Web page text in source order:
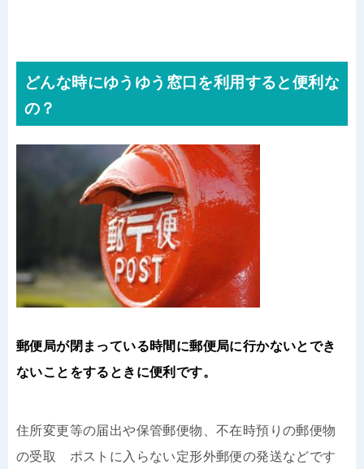
どんな時にゆうゆう窓口を利用すると便利な
の？
郵便局が閉まっている時間に郵便局に行かないとでき
ないことをするときに便利です。
住所変更等の届出や保管郵便物、不在時預りの郵便物
の受取 ポストに入らない定形外郵便の発送などです